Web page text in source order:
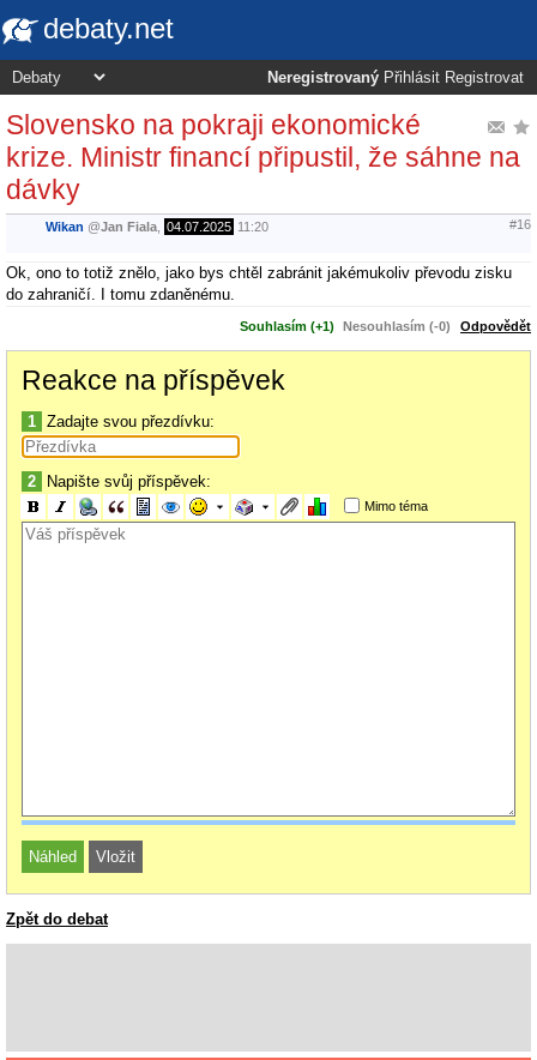
debaty.net
Neregistrovaný Přihlásit Registrovat
Slovensko na pokraji ekonomické
krize. Ministr financí připustil, že sáhne na
dávky
Wikan @Jan Fiala 04.07.2025 11:20 #16
Ok, ono to totiž znělo, jako bys chtěl zabránit jakémukoliv převodu zisku
do zahraničí. I tomu zdaněnému.
Souhlasím (+1) Nesouhlasím (-0) Odpovědět
Reakce na příspěvek
1 Zadajte svou přezdívku:
2 Napište svůj příspěvek:
Mimo téma
Zpět do debat